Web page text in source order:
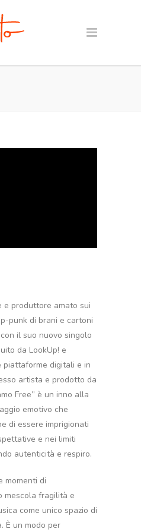
e produttore amato sui
punk di brani e cartoni
il suo nuovo singolo
da LookUp! e
digitali e in
artista e prodotto da
Free’’ è un inno alla
emotivo che
di essere imprigionati
e nei limiti
autenticità e respiro.
momenti di
mescola fragilità e
come unico spazio di
È un modo per